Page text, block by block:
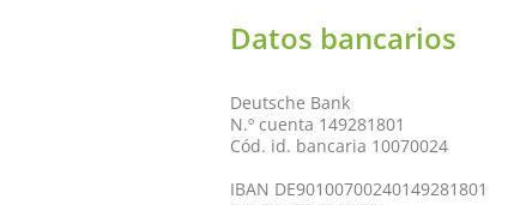
Datos bancarios
Deutsche Bank
N.º cuenta 149281801
Cód. id. bancaria 10070024
IBAN DE90100700240149281801